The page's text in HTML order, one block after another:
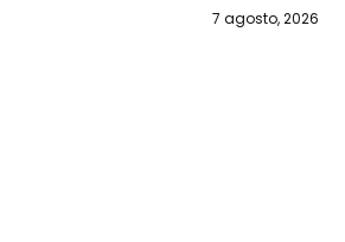
7 agosto, 2026